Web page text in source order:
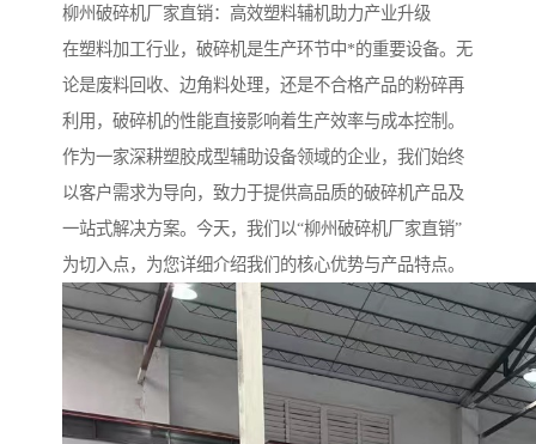
柳州破碎机厂家直销：高效塑料辅机助力产业升级
在塑料加工行业，破碎机是生产环节中*的重要设备。无
论是废料回收、边角料处理，还是不合格产品的粉碎再
利用，破碎机的性能直接影响着生产效率与成本控制。
作为一家深耕塑胶成型辅助设备领域的企业，我们始终
以客户需求为导向，致力于提供高品质的破碎机产品及
一站式解决方案。今天，我们以“柳州破碎机厂家直销”
为切入点，为您详细介绍我们的核心优势与产品特点。